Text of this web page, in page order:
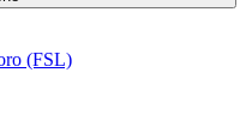
(FSL)